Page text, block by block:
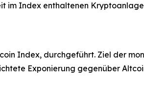
im Index enthaltenen
Index, durchgeführt. Ziel der
Exponierung gegenüber